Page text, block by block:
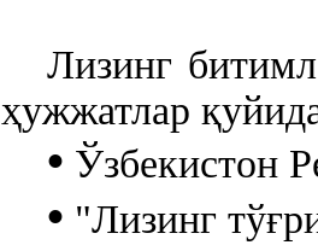
Лизинг
ҳужжатлар қ
• Ўзбекистон
• "Лизинг тўғ